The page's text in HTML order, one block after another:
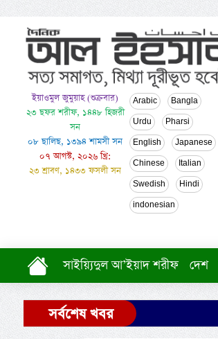
ইয়াওমুল জুমুয়াহ (শুক্রবার)
২৩ ছফর শরীফ, ১৪৪৮ হিজরী
সন
০৮ ছালিছ, ১৩৯৪ শামসী সন
০৭ আগস্ট, ২০২৬ খ্রি:
২৩ শ্রাবণ, ১৪৩৩ ফসলী সন
Arabic Bangla
Urdu Pharsi
English Japanese
Chinese Italian
Swedish Hindi
indonesian
সাইয়্যিদুল আ’ইয়াদ শরীফ দেশ
সর্বশেষ খবর